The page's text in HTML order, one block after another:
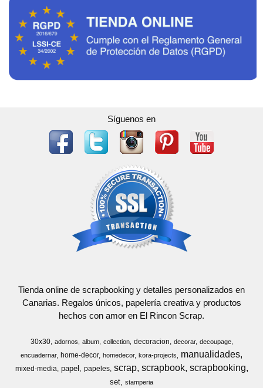
Síguenos en
Tienda online de scrapbooking y detalles personalizados en
Canarias. Regalos únicos, papelería creativa y productos
hechos con amor en El Rincon Scrap.
30x30 adornos album collection decoracion decorar
decoupage
encuadernar
home-decor homedecor kora-projects manualidades
mixed-media papel papeles scrap scrapbook scrapbooking
set stamperia